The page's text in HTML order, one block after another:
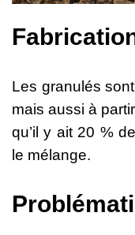
Les granulés sont
mais aussi à partir
qu’il y ait 20 % de
le mélange.